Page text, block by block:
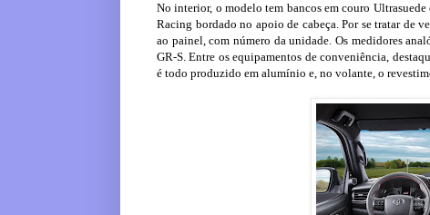
No interior, o modelo tem bancos em couro
Racing bordado no apoio de cabeça. Por se tratar de
ao painel, com número da unidade. Os medidores
GR-S. Entre os equipamentos de conveniência,
é todo produzido em alumínio e, no volante, o